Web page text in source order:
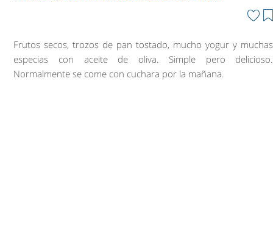
Frutos secos, trozos de pan tostado, mucho yogur y muchas
especias con aceite de oliva. Simple pero delicioso.
Normalmente se come con cuchara por la mañana.